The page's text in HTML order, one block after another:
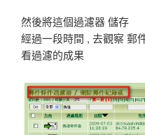
然後將這個過濾器 儲存
經過一段時間 , 去觀察 郵
看過濾的成果